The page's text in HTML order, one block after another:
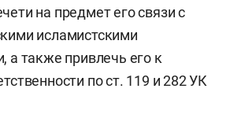
на предмет его связи с
исламистскими
а также привлечь его к
по ст. 119 и 282 УК